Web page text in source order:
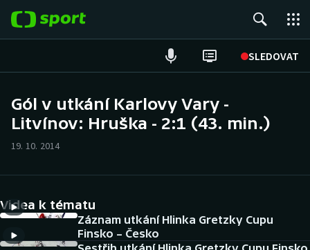
SLEDOVAT
Hokej
Cyklistika
Gól v utkání Karlovy Vary -
Litvínov: Hruška - 2:1 (43. min.)
19. 10. 2014
Videa k tématu
Záznam utkání Hlinka Gretzky Cupu
Finsko – Česko